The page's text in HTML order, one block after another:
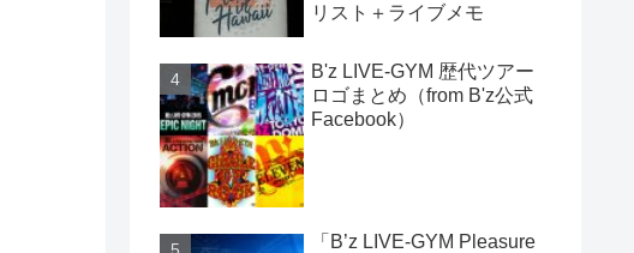
リスト＋ライブメモ
B'z LIVE-GYM 歴代ツアー
ロゴまとめ（from B'z公式
Facebook）
「B’z LIVE-GYM Pleasure